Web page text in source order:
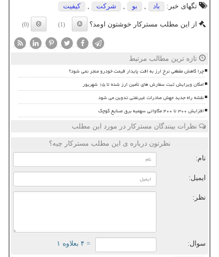
تگهای خبر:
باد , بو , شركت , كیفیت
از این مطلب مسترکار خوشتون اومد؟ (1)
(0)
تازه ترین مطالب مرتبط
چرا کاهش مقطعی نرخ ارز به افت پایدار قیمت خودرو منجر نمی شود؟
امکان ویرایش ثبت سفارش های تأمین ارز شده تا ۱۵ شهریور
نقشه راه جدید جهش صادرات غیرنفتی تدوین می شود
افزایش ۳۰۰ تا ۴۰۰ مگاواتی سهمیه برق صنایع کوچک
نظرات بینندگان مسترکار در مورد این مطلب
نظرتون درباره ی این مطلب مسترکار چیه؟
نام:
ایمیل:
نظر:
سوال: = ۴ بعلاوه ۱